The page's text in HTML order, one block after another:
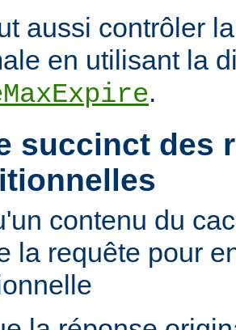
aussi contrôler
en utilisant la
.
succinct des
contenu du
la requête pour